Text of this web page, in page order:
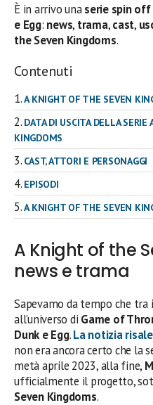
È in arrivo unaserie spin off
e Egg: news, trama,cast,
the Seven Kingdoms.
Contenuti
A KNIGHT OF THE SEVEN
DATA DI USCITA DELLA
KINGDOMS
CAST, ATTORI E PERSONAGGI
EPISODI
A KNIGHT OF THE SEVEN
A Knight of the
news e trama
Sapevamo da tempo che
all’universo di Game of
Dunk e Egg.La notizia
non era ancora certo che la
metà aprile 2023, alla fine,
ufficialmente il progetto,
Seven Kingdoms.